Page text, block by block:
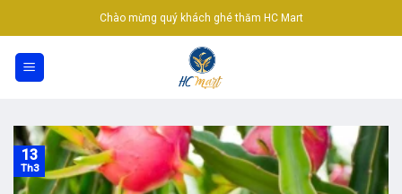
to
content
Chào mừng quý khách ghé thăm HC Mart
13
Th3